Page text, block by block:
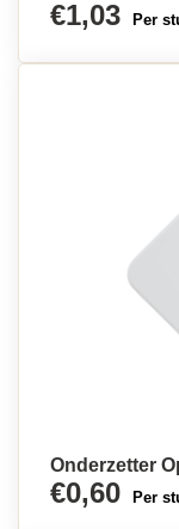
€1,03 Per
Onderzetter
€0,60 Per